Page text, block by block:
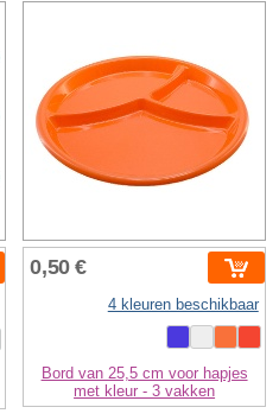
0,50 €
4 kleuren beschikbaar
Bord van 25,5 cm voor hapjes
met kleur - 3 vakken